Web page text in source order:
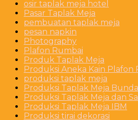
osir taplak meja hotel
Pasar Taplak Meja
pembuatan taplak meja
pesan napkin
Photography
Plafon Rumbai
Produk Taplak Meja
Produksi Aneka Kain
produksi taplak meja
Produksi Taplak Meja
Produksi Taplak Meja dan
Produksi Taplak Meja IBM
Produksi tirai dekorasi